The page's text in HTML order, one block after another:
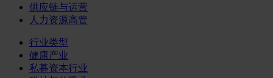
供应链与运营
人力资源高管
行业类型
健康产业
私募资本行业